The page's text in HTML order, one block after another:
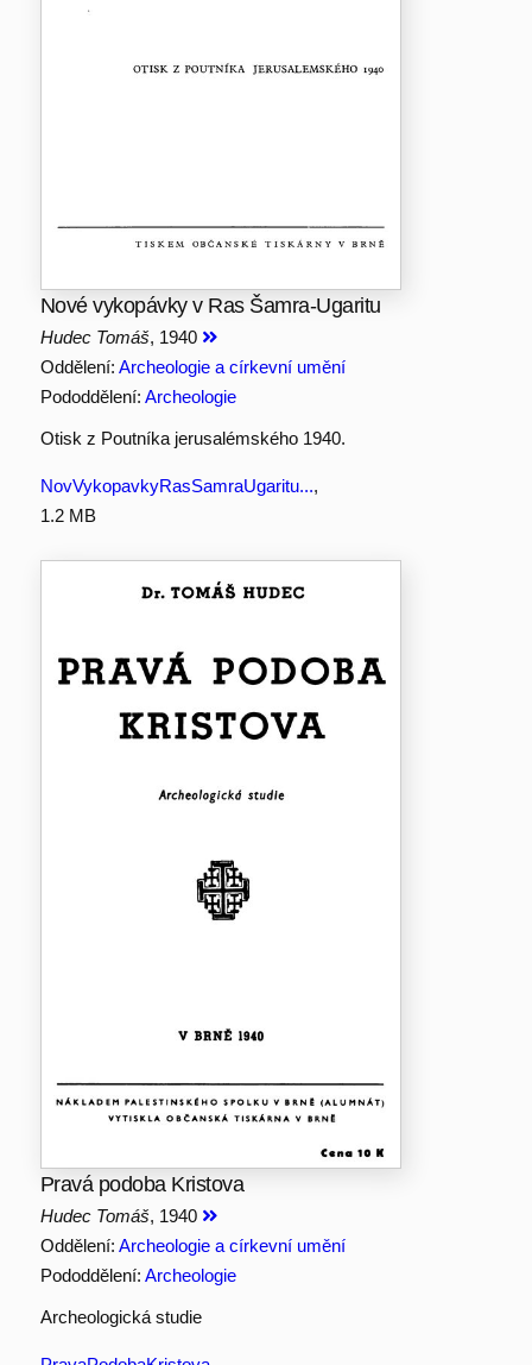
Nové vykopávky v Ras Šamra-Ugaritu
Hudec Tomáš, 1940
Oddělení: Archeologie a církevní umění
Pododdělení: Archeologie
Otisk z Poutníka jerusalémského 1940.
NovVykopavkyRasSamraUgaritu...,
1.2 MB
Pravá podoba Kristova
Hudec Tomáš, 1940
Oddělení: Archeologie a církevní umění
Pododdělení: Archeologie
Archeologická studie